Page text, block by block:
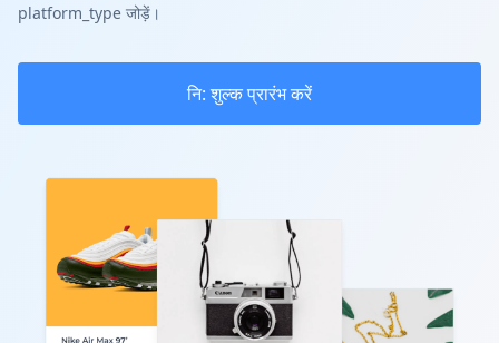
platform_type जोड़ें।
नि: शुल्क प्रारंभ करें